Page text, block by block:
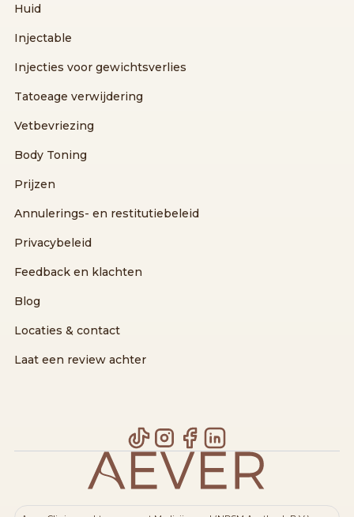
Huid
Injectable
Injecties voor gewichtsverlies
Tatoeage verwijdering
Vetbevriezing
Body Toning
Prijzen
Annulerings- en restitutiebeleid
Privacybeleid
Feedback en klachten
Blog
Locaties & contact
Laat een review achter